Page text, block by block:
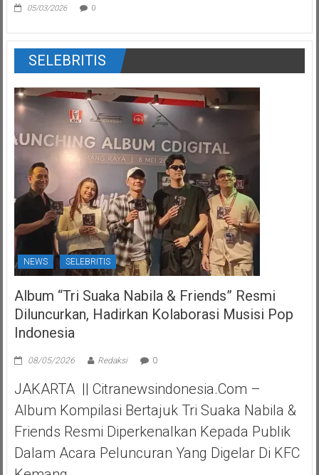
05/03/2026 0
SELEBRITIS
NEWS SELEBRITIS
Album “Tri Suaka Nabila & Friends” Resmi
Diluncurkan, Hadirkan Kolaborasi Musisi Pop
Indonesia
08/05/2026 Redaksi 0
JAKARTA || Citranewsindonesia.com –
Album Kompilasi Bertajuk Tri Suaka Nabila &
Friends Resmi Diperkenalkan Kepada Publik
Dalam Acara Peluncuran Yang Digelar Di KFC